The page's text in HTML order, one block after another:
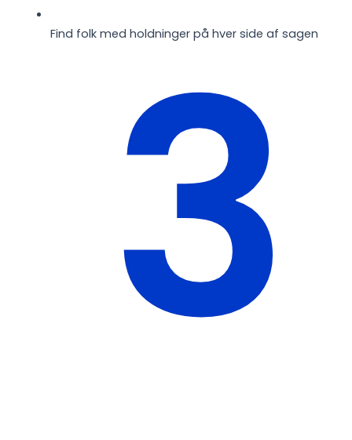
Find folk med holdninger på hver side af sagen
3